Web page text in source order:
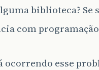
biblioteca? Se
com
ocorrendo esse